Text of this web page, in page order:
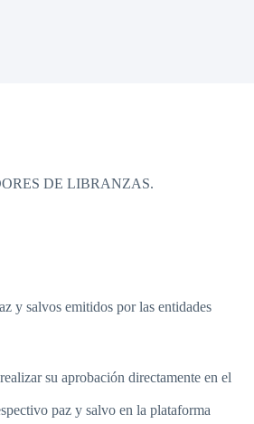
DE LIBRANZAS.
y salvos emitidos por las entidades
su aprobación directamente en el
paz y salvo en la plataforma